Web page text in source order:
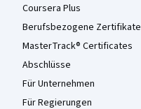
Coursera Plus
Berufsbezogene Zertifikate
MasterTrack® Certificates
Abschlüsse
Für Unternehmen
Für Regierungen